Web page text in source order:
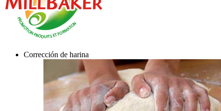
Corrección de harina